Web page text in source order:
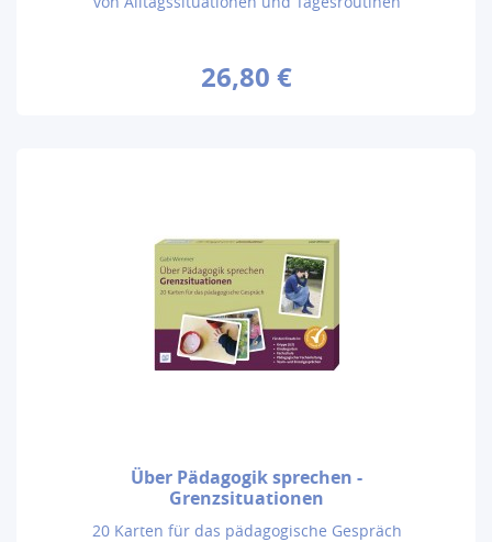
26,80 €
Über Pädagogik sprechen -
Grenzsituationen
20 Karten für das pädagogische Gespräch